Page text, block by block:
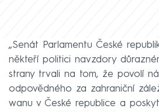
„Senát Parlamentu České
někteří politici navzdory
strany trvali na tom, že povolí
odpovědného za zahraniční
wanu v České republice a